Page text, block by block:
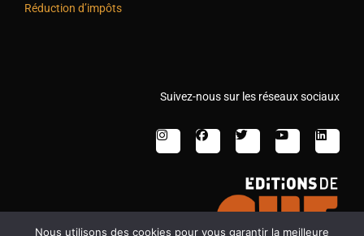
Réduction d’impôts
Suivez-nous sur les réseaux sociaux
Nous utilisons des cookies pour vous garantir la meilleure